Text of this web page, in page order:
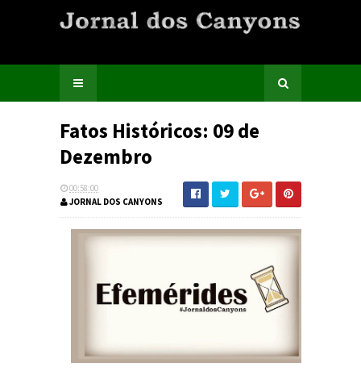
Fatos Históricos: 09 de
Dezembro
00:58:00
JORNAL DOS CANYONS